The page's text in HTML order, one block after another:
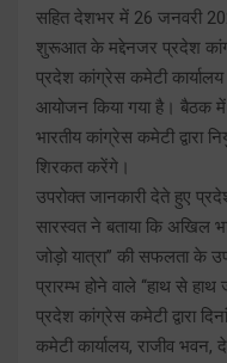
सहित देशभर में 26 जनवरी
शुरूआत के मद्देनजर प्रदेश
प्रदेश कांग्रेस कमेटी
आयोजन किया गया है। बैठक में
भारतीय कांग्रेस कमेटी द्वारा
शिरकत करेंगे।
उपरोक्त जानकारी देते हुए
सारस्वत ने बताया कि अखिल
जोड़ो यात्रा’’ की सफलता के
प्रारम्भ होने वाले ‘‘हाथ से
प्रदेश कांग्रेस कमेटी द्वारा
कमेटी कार्यालय, राजीव भवन,